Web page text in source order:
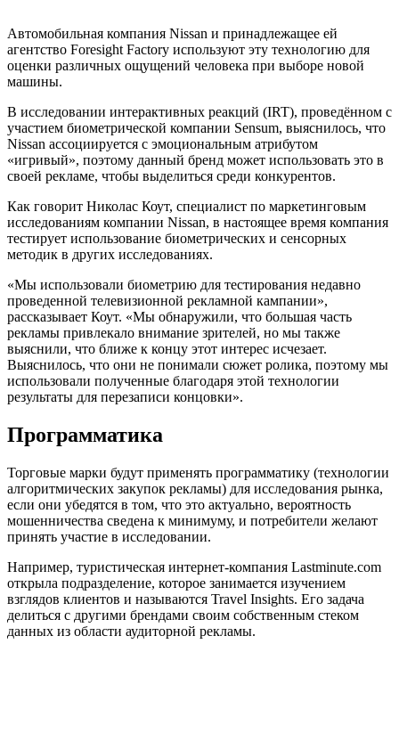
Автомобильная компания Nissan и принадлежащее ей
агентство Foresight Factory используют эту технологию для
оценки различных ощущений человека при выборе новой
машины.
В исследовании интерактивных реакций (IRT), проведённом с
участием биометрической компании Sensum, выяснилось, что
Nissan ассоциируется с эмоциональным атрибутом
«игривый», поэтому данный бренд может использовать это в
своей рекламе, чтобы выделиться среди конкурентов.
Как говорит Николас Коут, специалист по маркетинговым
исследованиям компании Nissan, в настоящее время компания
тестирует использование биометрических и сенсорных
методик в других исследованиях.
«Мы использовали биометрию для тестирования недавно
проведенной телевизионной рекламной кампании»,
рассказывает Коут. «Мы обнаружили, что большая часть
рекламы привлекало внимание зрителей, но мы также
выяснили, что ближе к концу этот интерес исчезает.
Выяснилось, что они не понимали сюжет ролика, поэтому мы
использовали полученные благодаря этой технологии
результаты для перезаписи концовки».
Программатика
Торговые марки будут применять программатику (технологии
алгоритмических закупок рекламы) для исследования рынка,
если они убедятся в том, что это актуально, вероятность
мошенничества сведена к минимуму, и потребители желают
принять участие в исследовании.
Например, туристическая интернет-компания Lastminute.com
открыла подразделение, которое занимается изучением
взглядов клиентов и называются Travel Insights. Его задача
делиться с другими брендами своим собственным стеком
данных из области аудиторной рекламы.